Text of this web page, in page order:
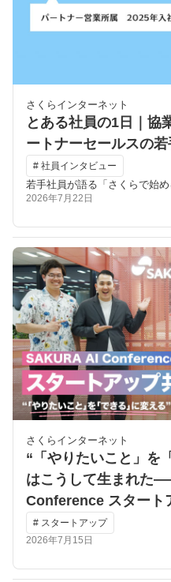
さくらインターネット
とある社員の1日｜協
ートナーセールスの若
# 社員インタビュー
若手社員が語る「さくらで始め
2026年7月22日
さくらインターネット
“「やりたいこと」を
はこうして生まれた
Conference スタート
# スタートアップ
2026年7月15日